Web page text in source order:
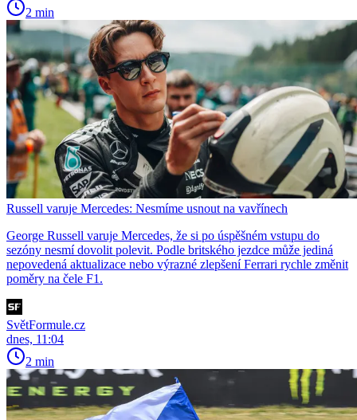
2 min
Russell varuje Mercedes: Nesmíme usnout na vavřínech
George Russell varuje Mercedes, že si po úspěšném vstupu do
sezóny nesmí dovolit polevit. Podle britského jezdce může jediná
nepovedená aktualizace nebo výrazné zlepšení Ferrari rychle změnit
poměry na čele F1.
SvětFormule.cz
dnes, 11:04
2 min